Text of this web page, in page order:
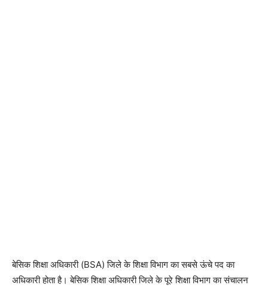
बेसिक शिक्षा अधिकारी (BSA) जिले के शिक्षा विभाग का सबसे ऊंचे पद का
अधिकारी होता है। बेसिक शिक्षा अधिकारी जिले के पूरे शिक्षा विभाग का संचालन